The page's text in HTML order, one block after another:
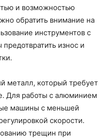
и возможностью
обратить внимание на
инструментов с
износ и
металл, который требует
Для работы с алюминием
машины с меньшей
скорости.
трещин при